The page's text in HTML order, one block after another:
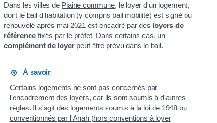
Dans les villes de Plaine commune, le loyer d'un logement,
dont le bail d'habitation (y compris bail mobilité) est signé ou
renouvelé après mai 2021 est encadré par des loyers de
référence fixés par le préfet. Dans certains cas, un
complément de loyer peut être prévu dans le bail.
À savoir
Certains logements ne sont pas concernés par
l'encadrement des loyers, car ils sont soumis à d'autres
règles. Il s'agit des logements soumis à la loi de 1948ou
conventionnés par l'Anah (hors conventions à loyer